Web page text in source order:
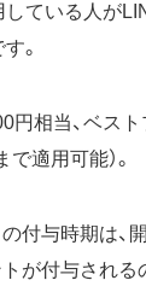
ている人が
。
相当、ベス
適用可能）。
付与時期は、
が付与される